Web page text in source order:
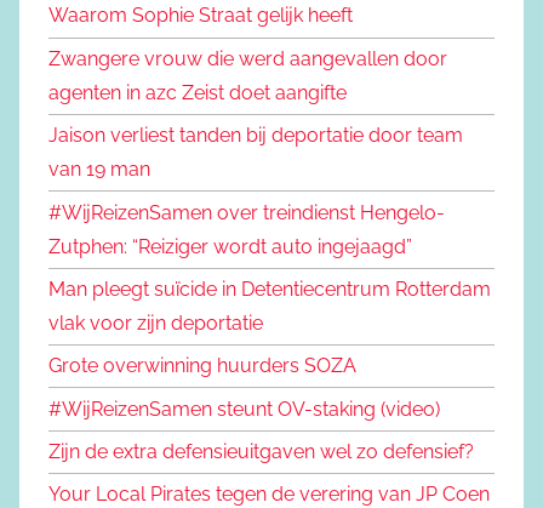
Waarom Sophie Straat gelijk heeft
Zwangere vrouw die werd aangevallen door
agenten in azc Zeist doet aangifte
Jaison verliest tanden bij deportatie door team
van 19 man
#WijReizenSamen over treindienst Hengelo-
Zutphen: “Reiziger wordt auto ingejaagd”
Man pleegt suïcide in Detentiecentrum Rotterdam
vlak voor zijn deportatie
Grote overwinning huurders SOZA
#WijReizenSamen steunt OV-staking (video)
Zijn de extra defensieuitgaven wel zo defensief?
Your Local Pirates tegen de verering van JP Coen